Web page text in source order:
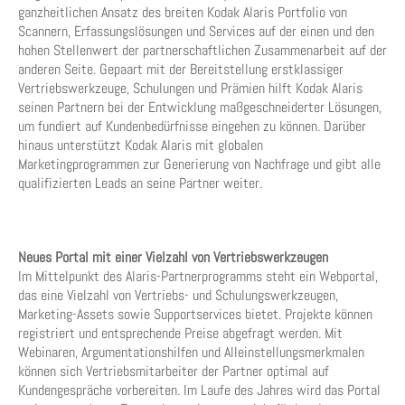
ganzheitlichen Ansatz des breiten Kodak Alaris Portfolio von
Scannern, Erfassungslösungen und Services auf der einen und den
hohen Stellenwert der partnerschaftlichen Zusammenarbeit auf der
anderen Seite. Gepaart mit der Bereitstellung erstklassiger
Vertriebswerkzeuge, Schulungen und Prämien hilft Kodak Alaris
seinen Partnern bei der Entwicklung maßgeschneiderter Lösungen,
um fundiert auf Kundenbedürfnisse eingehen zu können. Darüber
hinaus unterstützt Kodak Alaris mit globalen
Marketingprogrammen zur Generierung von Nachfrage und gibt alle
qualifizierten Leads an seine Partner weiter.
Neues Portal mit einer Vielzahl von Vertriebswerkzeugen
Im Mittelpunkt des Alaris-Partnerprogramms steht ein Webportal,
das eine Vielzahl von Vertriebs- und Schulungswerkzeugen,
Marketing-Assets sowie Supportservices bietet. Projekte können
registriert und entsprechende Preise abgefragt werden. Mit
Webinaren, Argumentationshilfen und Alleinstellungsmerkmalen
können sich Vertriebsmitarbeiter der Partner optimal auf
Kundengespräche vorbereiten. Im Laufe des Jahres wird das Portal